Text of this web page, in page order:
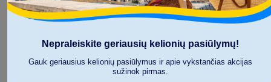
Nepraleiskite geriausių kelionių pasiūlymų!
Gauk geriausius kelionių pasiūlymus ir apie vykstančias akcijas
sužinok pirmas.